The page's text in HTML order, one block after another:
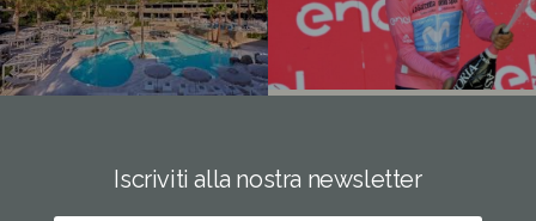
Iscriviti alla nostra newsletter